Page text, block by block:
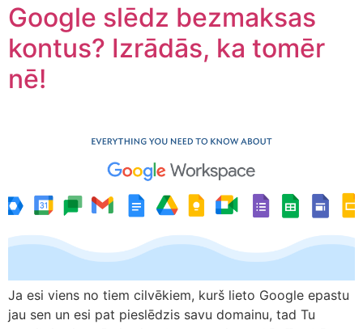
Google slēdz bezmaksas
kontus? Izrādās, ka tomēr
nē!
Ja esi viens no tiem cilvēkiem, kurš lieto Google epastu
jau sen un esi pat pieslēdzis savu domainu, tad Tu